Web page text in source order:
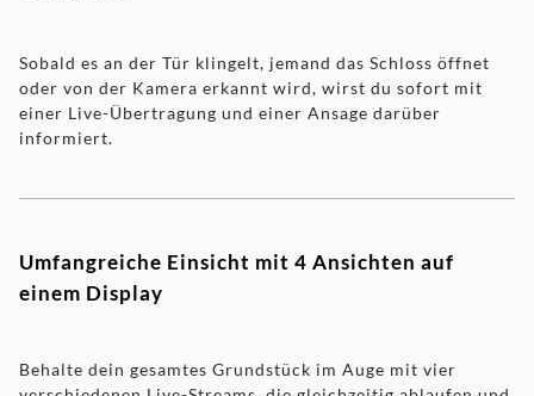
Sobald es an der Tür klingelt, jemand das Schloss öffnet
oder von der Kamera erkannt wird, wirst du sofort mit
einer Live-Übertragung und einer Ansage darüber
informiert.
Umfangreiche Einsicht mit 4 Ansichten auf
einem Display
Behalte dein gesamtes Grundstück im Auge mit vier